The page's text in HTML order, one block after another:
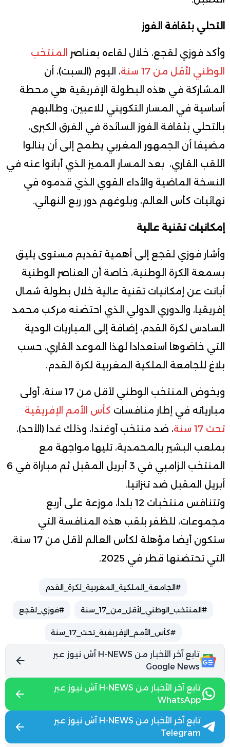
التحلي بثقافة الفوز
وأكد فوزي لقجع، خلال لقاءه بعناصر
المنتخب
الوطني لأقل من 17 سنة
، اليوم (السبت)، أن
المشاركة في هذه البطولة الإفريقية هي محطة
أساسية في المسار التكويني للاعبين، وطالبهم
بالتحلي بثقافة الفوز السائدة في الفرق الكبرى،
مضيفا أن الجمهور المغربي يطمح إلى أن ينالوا
اللقب القاري، بعد المسار المميز الذي أبانوا عنه في
النسخة الماضية والأداء القوي الذي قدموه في
نهائيات كأس العالم، وبلوغهم دور ربع النهائي.
إمكانيات تقنية عالية
وأشار فوزي لقجع إلى أهمية تقديم مستوى يليق
بسمعة الكرة الوطنية، خاصة أن العناصر الوطنية
أبانت عن إمكانيات تقنية عالية خلال بطولة شمال
إفريقيا، والدوري الدولي الذي احتضنه مركب محمد
السادس لكرة القدم، إضافة إلى المباريات الودية
التي خاضوها استعدادا لهذا الموعد القاري، حسب
بلاغ للجامعة الملكية المغربية لكرة القدم.
ويخوض المنتخب الوطني لأقل من 17 سنة، أولى
مبارياته في إطار منافسات كأس الأمم الإفريقية
تحت 17 سنة
، ضد منتخب أوغندا، وذلك غدا (الأحد)،
بملعب البشير بالمحمدية، تليها مواجهة مع
المنتخب الزامبي في 3 أبريل المقبل ثم مباراة في 6
أبريل المقبل ضد تنزانيا.
وتتنافس منتخبات 12 بلدا، موزعة على أربع
مجموعات، للظفر بلقب هذه المنافسة التي
ستكون أيضا مؤهلة لكأس العالم لأقل من 17 سنة،
التي تحتضنها قطر في 2025.
#الجامعة_الملكية_المغربية_لكرة_القدم
#المنتخب_الوطني_لأقل_من_17_سنة #فوزي_لقجع
#كأس_الأمم_الإفريقية_تحت_17_سنة
تابع آخر الأخبار من H-NEWS آش نيوز عبر
Google News
تابع آخر الأخبار من H-NEWS آش نيوز عبر
WhatsApp
تابع آخر الأخبار من H-NEWS آش نيوز عبر
Telegram